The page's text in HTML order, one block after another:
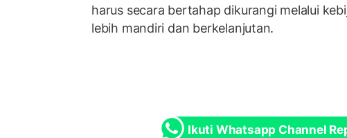
harus secara bertahap dikurangi melalui
lebih mandiri dan berkelanjutan.
Ikuti Whatsapp Channel